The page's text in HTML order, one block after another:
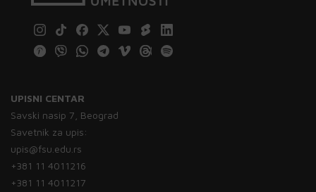
UPISNI CENTAR
Savski nasip 7, Beograd
Savetnik za upis:
upis@fsu.edu.rs
+381 11 4011216
+381 11 4011217